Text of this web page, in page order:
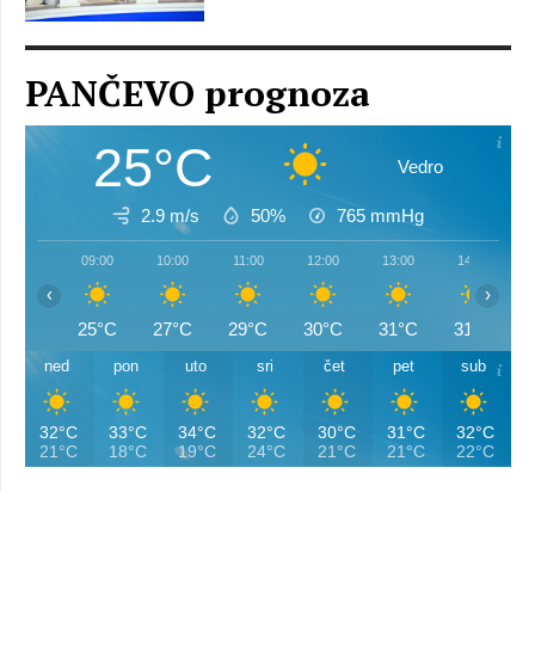
PANČEVO prognoza
25°C Vedro
2.9 m/s 50% 765 mmHg
09:00
25°C
10:00
27°C
11:00
29°C
12:00
30°C
13:00
31°C
14:00
31°C
‹ ›
ned
32°C
21°C
pon
33°C
18°C
uto
34°C
19°C
sri
32°C
24°C
čet
30°C
21°C
pet
31°C
21°C
sub
32°C
22°C